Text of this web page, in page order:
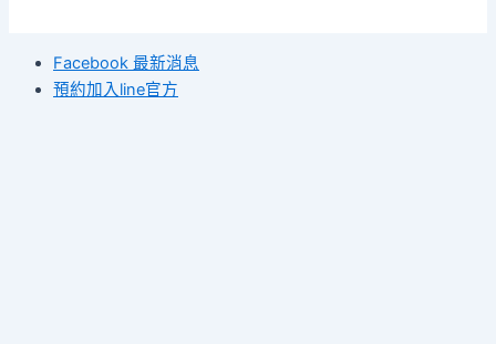
Facebook 最新消息
預約加入line官方